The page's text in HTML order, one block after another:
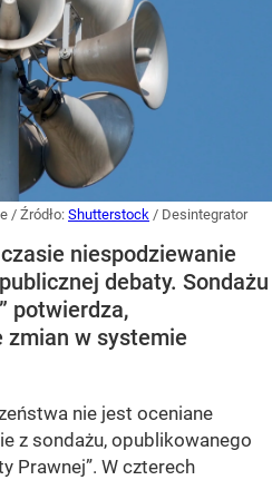
/ Źródło: Shutterstock / Desintegrator
niespodziewanie
debaty. Sondażu
potwierdza,
zmian w systemie
nie jest oceniane
z sondażu, opublikowanego
Prawnej”. W czterech